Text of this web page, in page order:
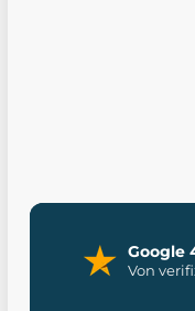
Google
Von